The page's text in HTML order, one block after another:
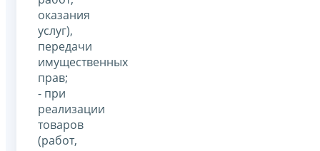
оказания
услуг),
передачи
имущественных
прав;
- при
реализации
товаров
(работ,